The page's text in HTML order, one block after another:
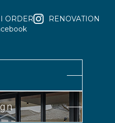
ORDER
RENOVATION